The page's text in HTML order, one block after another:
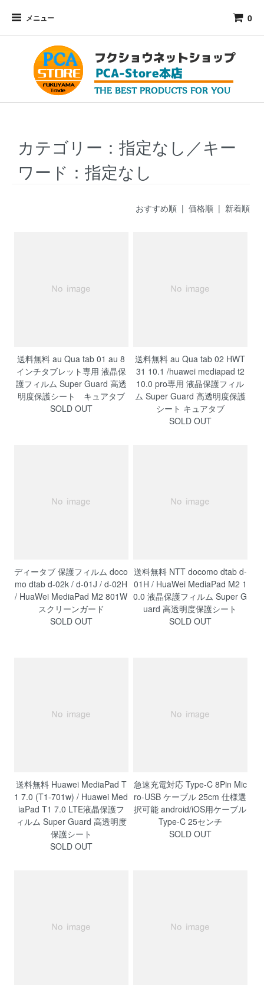
メニュー 0
カテゴリー：指定なし／キー
ワード：指定なし
おすすめ順| 価格順 | 新着順
送料無料 au Qua tab 01 au 8
インチタブレット専用 液晶保
護フィルム Super Guard 高透
明度保護シート キュアタブ
SOLD OUT
送料無料 au Qua tab 02 HWT
31 10.1 /huawei mediapad t2
10.0 pro専用 液晶保護フィル
ム Super Guard 高透明度保護
シート キュアタブ
SOLD OUT
ディータブ 保護フィルム doco
mo dtab d-02k / d-01J / d-02H
/ HuaWei MediaPad M2 801W
スクリーンガード
SOLD OUT
送料無料 NTT docomo dtab d-
01H / HuaWei MediaPad M2 1
0.0 液晶保護フィルム Super G
uard 高透明度保護シート
SOLD OUT
送料無料 Huawei MediaPad T
1 7.0 (T1-701w) / Huawei Med
iaPad T1 7.0 LTE液晶保護フ
ィルム Super Guard 高透明度
保護シート
SOLD OUT
急速充電対応 Type-C 8Pin Mic
ro-USB ケーブル 25cm 仕様選
択可能 android/iOS用ケーブル
Type-C 25センチ
SOLD OUT